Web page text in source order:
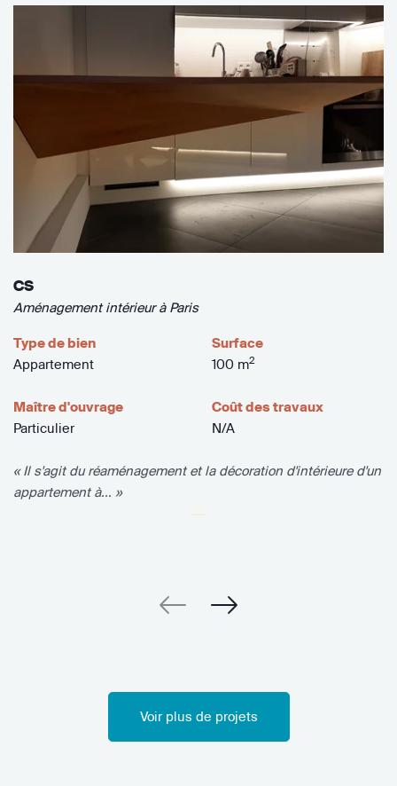
CS
Aménagement intérieur à Paris
Type de bien
Appartement
Surface
100 m2
Maître d'ouvrage
Particulier
Coût des travaux
N/A
« Il s'agit du réaménagement et la décoration d'intérieure d'un
appartement à... »
Voir plus de projets